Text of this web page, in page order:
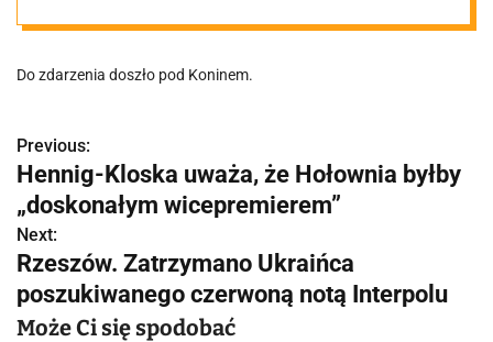
zablokowana!
Do zdarzenia doszło pod Koninem.
N
a
w
i
g
Previous:
Hennig-Kloska uważa, że Hołownia byłby
„doskonałym wicepremierem”
Next:
Rzeszów. Zatrzymano Ukraińca
poszukiwanego czerwoną notą Interpolu
Może Ci się spodobać